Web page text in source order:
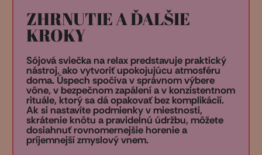
ZHRNUTIE A ĎALŠIE
KROKY
Sójová sviečka na relax predstavuje praktický
nástroj, ako vytvoriť upokojujúcu atmosféru
doma. Úspech spočíva v správnom výbere
vône, v bezpečnom zapálení a v konzistentnom
rituále, ktorý sa dá opakovať bez komplikácií.
Ak si nastavíte podmienky v miestnosti,
skrátenie knôtu a pravidelnú údržbu, môžete
dosiahnuť rovnomernejšie horenie a
príjemnejší zmyslový vnem.